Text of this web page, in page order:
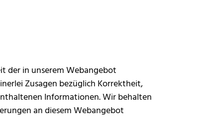
der in unserem Webangebot
Zusagen bezüglich Korrektheit,
Informationen. Wir behalten
an diesem Webangebot